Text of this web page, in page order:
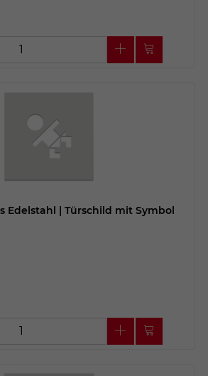
Edelstahl | Türschild mit Symbol